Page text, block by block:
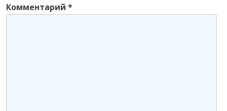
Комментарий *